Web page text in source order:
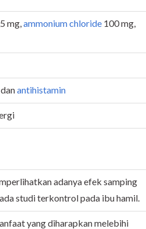
mg,ammonium chloride 100 mg,
antihistamin
adanya efek samping
studi terkontrol pada ibu hamil.
yang diharapkan melebihi